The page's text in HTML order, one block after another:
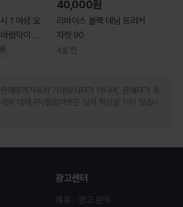
1 여성 오
람막이 윈
40,000원
리바이스 블랙 데님 트러커
자켓 90
4일 전
매중개자로서 거래당사자가 아니며, 판매자가 등
에 대해 (주)헬로마켓은 일체 책임을 지지 않습니
광고센터
제휴ㆍ광고 문의